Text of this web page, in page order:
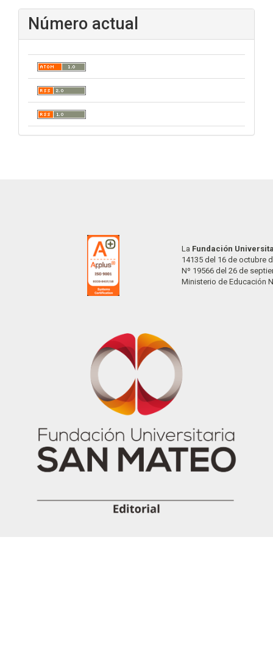
Número actual
La Fundación
14135 del 16 de octubre
Nº 19566 del 26 de
Ministerio de Educación